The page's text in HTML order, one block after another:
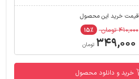
قیمت خرید این محصول
۴۱۰,۰۰۰ تومان ۱۵٪
۳۴۹,۰۰۰ تومان
خرید و دانلود محصول